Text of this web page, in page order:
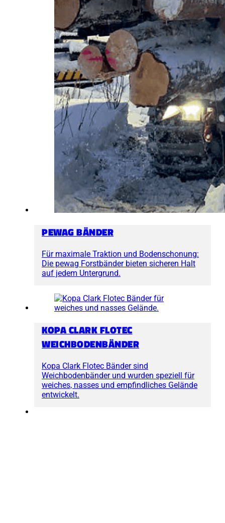
PEWAG BÄNDER
Für maximale Traktion und Bodenschonung:
Die pewag Forstbänder bieten sicheren Halt
auf jedem Untergrund.
KOPA CLARK FLOTEC
WEICHBODENBÄNDER
Kopa Clark Flotec Bänder sind
Weichbodenbänder und wurden speziell für
weiches, nasses und empfindliches Gelände
entwickelt.